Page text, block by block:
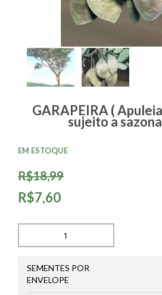
GARAPEIRA (
sujeito a
R$18,99
R$7,60
EM ESTOQUE
SEMENTES POR
ENVELOPE